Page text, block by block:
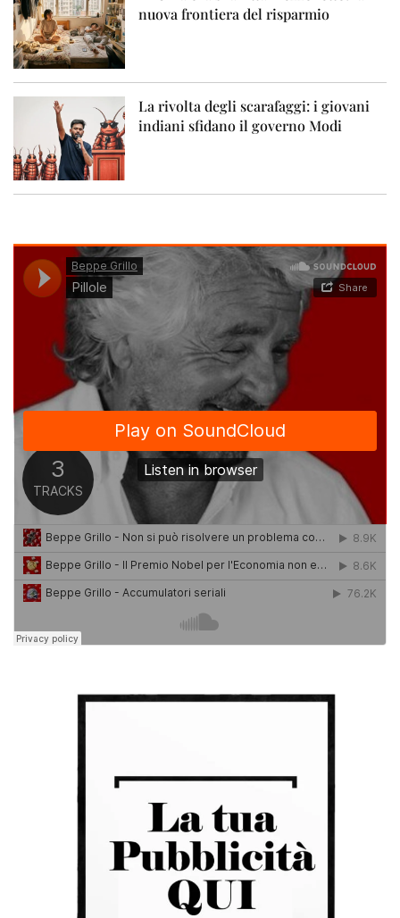
nuova frontiera del risparmio
La rivolta degli scarafaggi: i giovani
indiani sfidano il governo Modi